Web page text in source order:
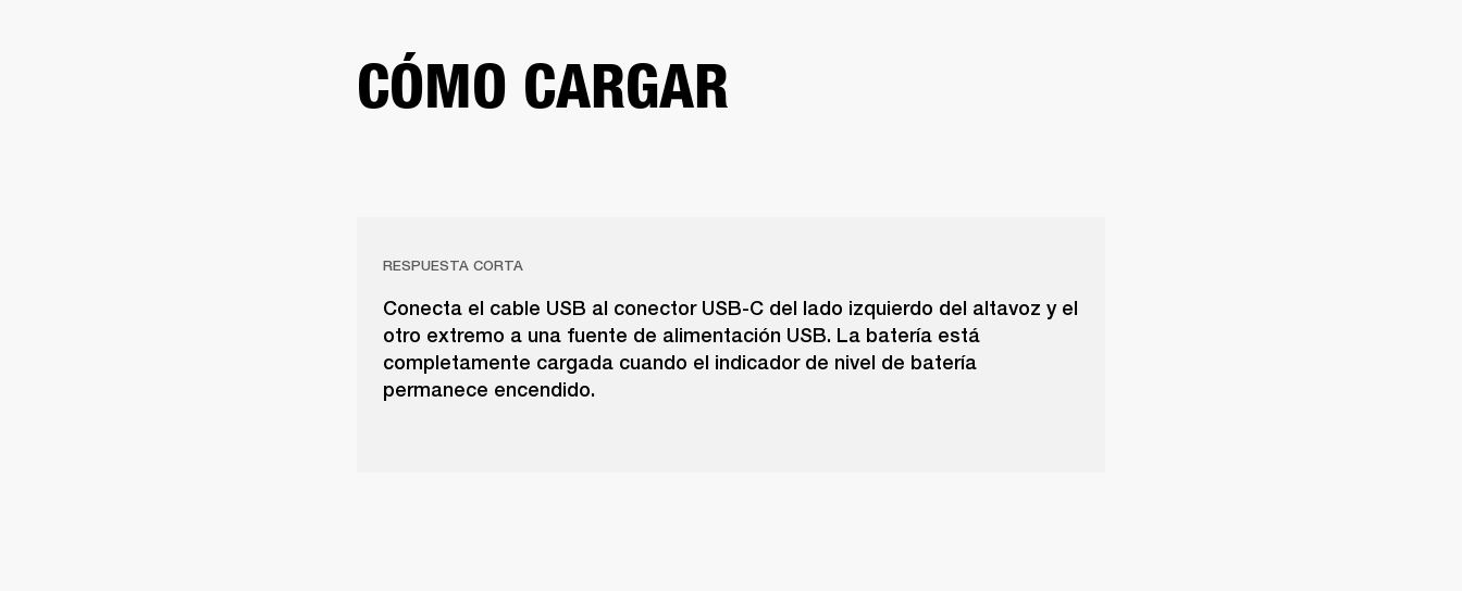
CÓMO CARGAR
RESPUESTA CORTA
Conecta el cable USB al conector USB-C del lado izquierdo del altavoz y el
otro extremo a una fuente de alimentación USB. La batería está
completamente cargada cuando el indicador de nivel de batería
permanece encendido.